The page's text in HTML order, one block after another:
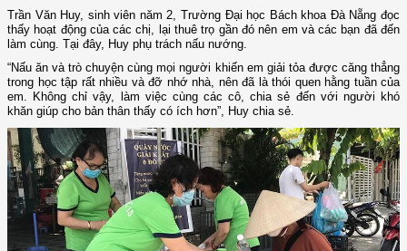
Trần Văn Huy, sinh viên năm 2, Trường Đại học Bách khoa Đà Nẵng đọc
thấy hoạt động của các chị, lại thuê trọ gần đó nên em và các bạn đã đến
làm cùng. Tại đây, Huy phụ trách nấu nướng.
“Nấu ăn và trò chuyện cùng mọi người khiến em giải tỏa được căng thẳng
trong học tập rất nhiều và đỡ nhớ nhà, nên đã là thói quen hằng tuần của
em. Không chỉ vậy, làm việc cùng các cô, chia sẻ đến với người khó
khăn giúp cho bản thân thấy có ích hơn”, Huy chia sẻ.